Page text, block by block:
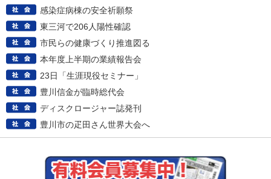
感染症病棟の安全祈願祭
東三河で206人陽性確認
市民らの健康づくり推進図る
本年度上半期の業績報告会
23日「生涯現役セミナー」
豊川信金が臨時総代会
ディスクロージャー誌発刊
豊川市の疋田さん世界大会へ